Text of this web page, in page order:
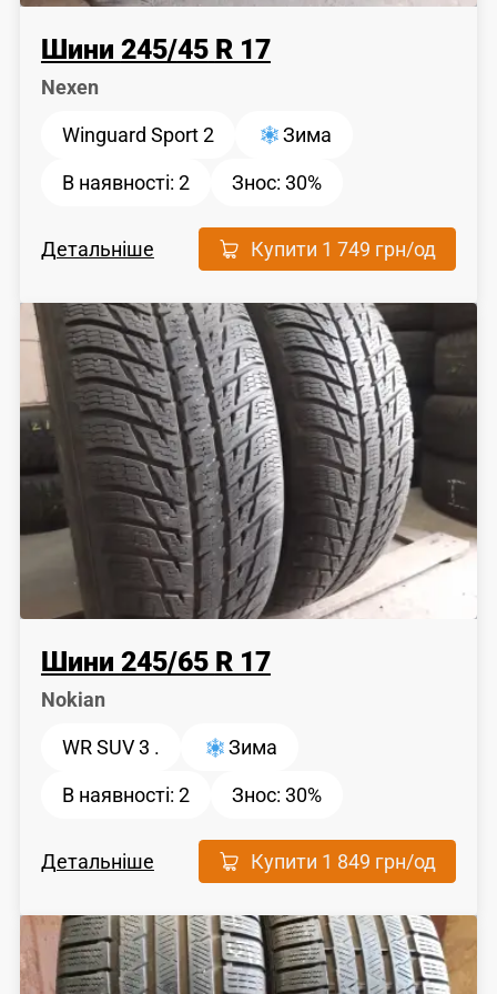
Шини 245/45 R 17
Nexen
Winguard Sport 2 Зима
В наявності: 2 Знос:30%
Детальніше Купити 1 749 грн/од
Шини 245/65 R 17
Nokian
WR SUV 3 . Зима
В наявності: 2 Знос:30%
Детальніше Купити 1 849 грн/од